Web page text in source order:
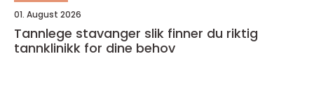
01. August 2026
Tannlege stavanger slik finner du riktig
tannklinikk for dine behov